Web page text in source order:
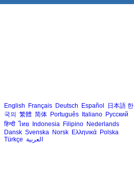
English Français Deutsch Español 日本語 한
국의 繁體 简体 Português Italiano Русский
हिन्दी ไทย Indonesia Filipino Nederlands
Dansk Svenska Norsk Ελληνικά Polska
Türkçe العربية